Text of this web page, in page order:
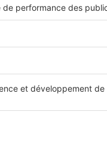
est faible, plus l'effet
de50 000 €
10